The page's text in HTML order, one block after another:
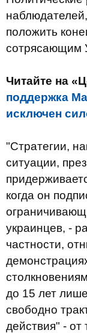
положить
сотрясающим
Читайте на
поддержка
исключен
"Стратегии,
ситуации,
когда он
украинцев, -
частности,
до 15 лет
свободно
действия" -